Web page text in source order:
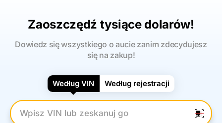
Zaoszczędź tysiące dolarów!
Dowiedz się wszystkiego o aucie zanim zdecydujesz
się na zakup!
Według VIN Według rejestracji
Wpisz numer VIN